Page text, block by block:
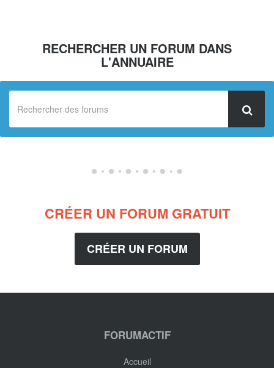
RECHERCHER UN FORUM DANS
L'ANNUAIRE
CRÉER UN FORUM GRATUIT
CRÉER UN FORUM
FORUMACTIF
Accueil